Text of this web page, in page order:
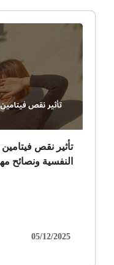
ألم وعائي وجهي
ضمور عصبي ألمي
حساسية
ثعلبة
ألزهايمر (مرض)
تأثير نقص
النفسية ونصائح
05/12/2025